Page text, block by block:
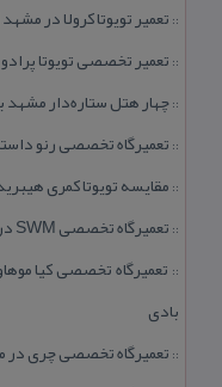
:: تعمیر تویوتا كرولا در
:: تعمیر تخصصی تویوتا
::چهار هتل‌ ستاره‌دار مشهد با فاصله
:: تعمیرگاه تخصصی رنو داستر در مشهد | ۱۰
:: مقایسه تویوتا كمری
:: تعمیرگاه تخصصی SWM در مشهد | تعمیر موتور، گیربكس و عیب‌یابی برق
:: تعمیرگاه تخصصی كیا
بادی
:: تعمیرگاه تخصصی چری در مشهد | ۱۰ سال تجربه و